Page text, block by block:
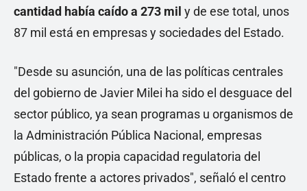
cantidad había caído a 273 mil y de ese total, unos
87 mil está en empresas y sociedades del Estado.
"Desde su asunción, una de las políticas centrales
del gobierno de Javier Milei ha sido el desguace del
sector público, ya sean programas u organismos de
la Administración Pública Nacional, empresas
públicas, o la propia capacidad regulatoria del
Estado frente a actores privados", señaló el centro